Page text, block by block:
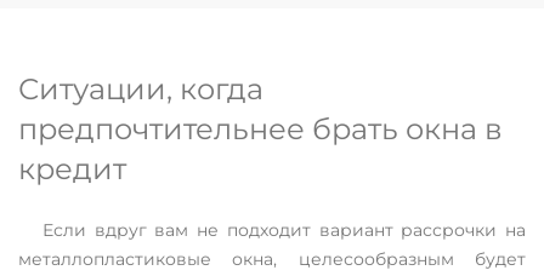
Ситуации, когда
предпочтительнее брать окна в
кредит
Если вдруг вам не подходит вариант рассрочки на
металлопластиковые окна, целесообразным будет